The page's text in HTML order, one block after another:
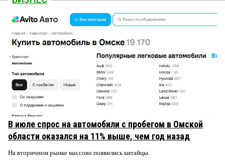
В июле спрос на автомобили с пробегом в Омской
области оказался на 11% выше, чем год назад
На вторичном рынке массово появились китайцы.